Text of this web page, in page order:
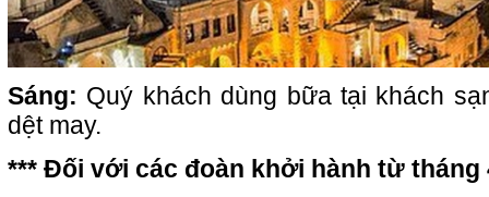
Sáng: Quý khách dùng bữa tại khách
dệt may.
*** Đối với các đoàn khởi hành từ tháng